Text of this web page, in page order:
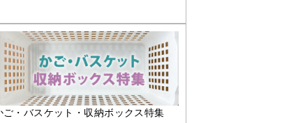
ご・バスケット・収納ボックス特集